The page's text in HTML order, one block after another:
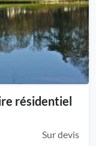
résidentiel
Sur devis